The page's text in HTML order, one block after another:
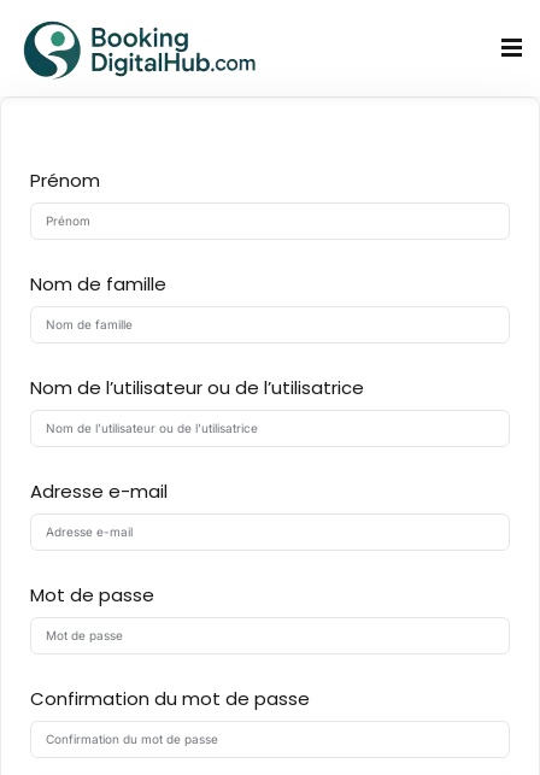
Prénom
Nom de famille
Nom de l’utilisateur ou de l’utilisatrice
Adresse e-mail
Mot de passe
Confirmation du mot de passe
Se connecter
Se souvenir de moi Mot de passe oublié ?